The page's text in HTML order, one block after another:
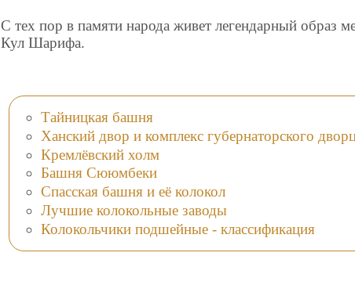
С тех пор в памяти народа живет легендарный образ
Кул Шарифа.
Тайницкая башня
Ханский двор и комплекс губернаторского
Кремлёвский холм
Башня Сююмбеки
Спасская башня и её колокол
Лучшие колокольные заводы
Колокольчики подшейные - классификация